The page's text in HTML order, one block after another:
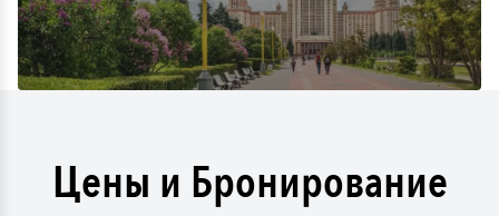
Цены и Бронирование